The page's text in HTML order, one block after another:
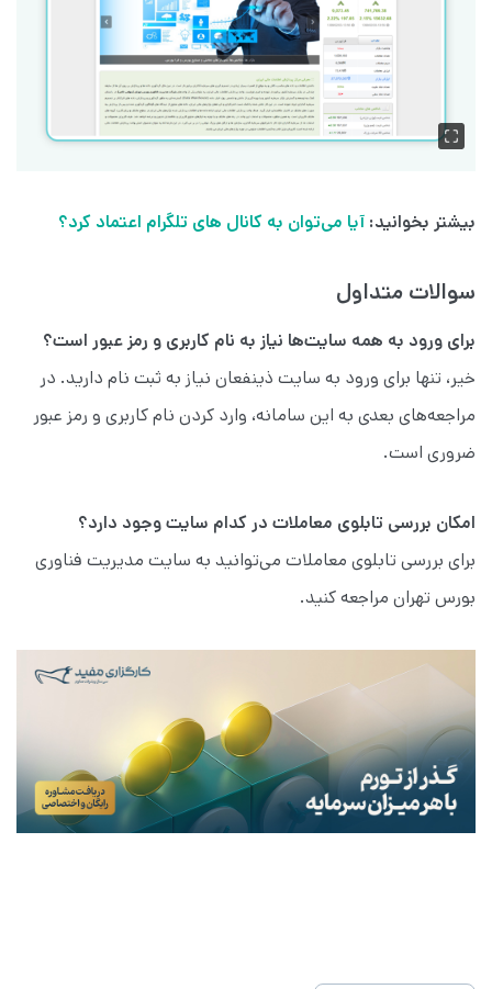
بیشتر بخوانید: آیا می‌توان به کانال های تلگرام اعتماد کرد؟
سوالات متداول
برای ورود به همه سایت‌ها نیاز به نام کاربری و رمز عبور است؟
خیر، تنها برای ورود به سایت ذینفعان نیاز به ثبت نام دارید. در
مراجعه‌های بعدی به این سامانه، وارد کردن نام کاربری و رمز عبور
ضروری است.
امکان بررسی تابلوی معاملات در کدام سایت وجود دارد؟
برای بررسی تابلوی معاملات می‌توانید به سایت مدیریت فناوری
بورس تهران مراجعه کنید.